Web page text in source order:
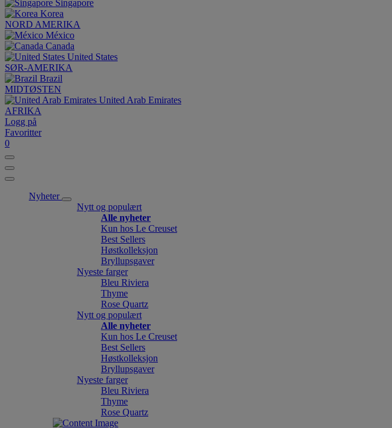
Singapore
Korea
NORD AMERIKA
México
Canada
United States
SØR-AMERIKA
Brazil
MIDTØSTEN
United Arab Emirates
AFRIKA
Logg på
Favoritter
0
Nyheter
Nytt og populært
Alle nyheter
Kun hos Le Creuset
Best Sellers
Høstkolleksjon
Bryllupsgaver
Nyeste farger
Bleu Riviera
Thyme
Rose Quartz
Nytt og populært
Alle nyheter
Kun hos Le Creuset
Best Sellers
Høstkolleksjon
Bryllupsgaver
Nyeste farger
Bleu Riviera
Thyme
Rose Quartz